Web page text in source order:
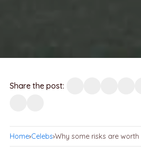
Share the post:
Home›Celebs›Why some risks are worth